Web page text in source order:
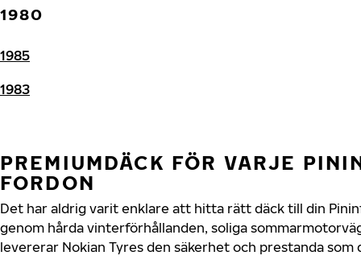
1980
1985
1983
PREMIUMDÄCK FÖR VARJE
FORDON
Det har aldrig varit enklare att hitta rätt däck till din
genom hårda vinterförhållanden, soliga
levererar Nokian Tyres den säkerhet och prestanda